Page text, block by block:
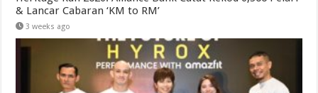
& Lancar Cabaran ‘KM to RM’
3 weeks ago